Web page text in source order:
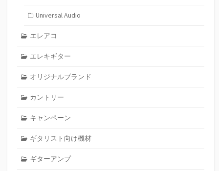
Universal Audio
エレアコ
エレキギター
オリジナルブランド
カントリー
キャンペーン
ギタリスト向け機材
ギターアンプ